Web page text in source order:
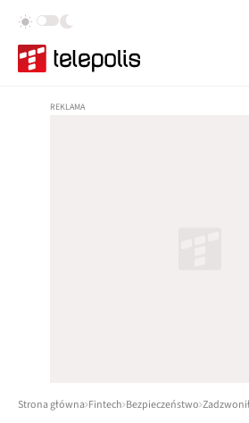
Strona główna Fintech Bezpieczeństwo